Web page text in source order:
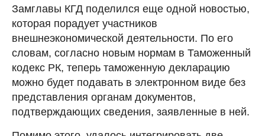
Замглавы КГД поделился еще одной новостью,
которая порадует участников
внешнеэкономической деятельности. По его
словам, согласно новым нормам в Таможенный
кодекс РК, теперь таможенную декларацию
можно будет подавать в электронном виде без
представления органам документов,
подтверждающих сведения, заявленные в ней.